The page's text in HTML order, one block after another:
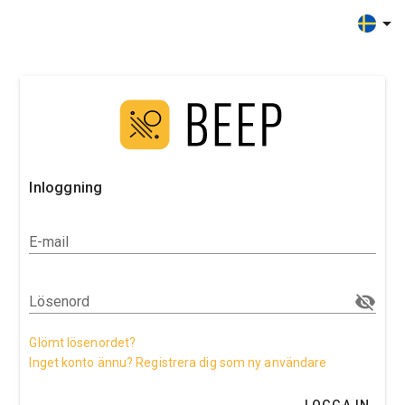
Inloggning
E-mail
Lösenord
Glömt lösenordet?
Inget konto ännu? Registrera dig som ny användare